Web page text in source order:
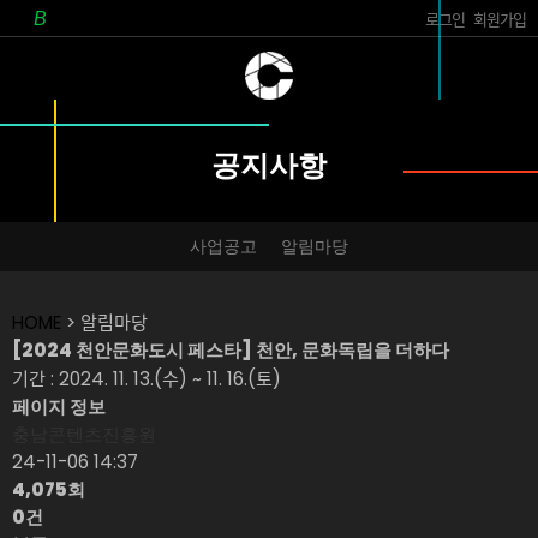
로그인 회원가입
공지사항
사업공고 알림마당
HOME > 알림마당
[2024 천안문화도시 페스타] 천안, 문화독립을 더하다
기간 : 2024. 11. 13.(수) ~ 11. 16.(토)
페이지 정보
24-11-06 14:37
4,075회
0건